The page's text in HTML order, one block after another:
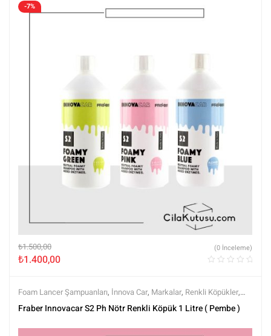
-7%
₺1.500,00
₺1.400,00
(0 İnceleme)
Foam Lancer Şampuanları, İnnova Car, Markalar, Renkli Köpükler,
Şampuanlar,Tüm Ürünler, Yıkama Ürünleri
Fraber Innovacar S2 Ph Nötr Renkli Köpük 1 Litre ( Pembe )